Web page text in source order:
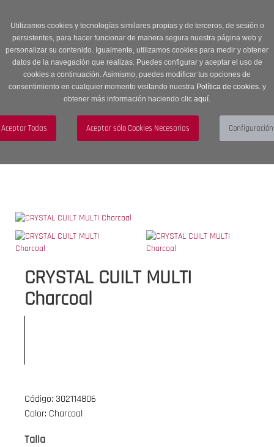
Utilizamos cookies y tecnologías similares propias y de terceros, de sesión o
persistentes, para hacer funcionar de manera segura nuestra página web y
personalizar su contenido. Igualmente, utilizamos cookies para medir y obtener
datos de la navegación que realizas. Puedes configurar y aceptar el uso de
cookies a continuación. Asimismo, puedes modificar tus opciones de
consentimiento en cualquier momento visitando nuestra Política de cookies.y
obtener más información haciendo clic aquí.
descuento en Sección OUTLET con código OUTLET20
navigation
Menú
CRYSTAL CUILT MULTI
Charcoal
Código: 302114806
Color: Charcoal
Talla